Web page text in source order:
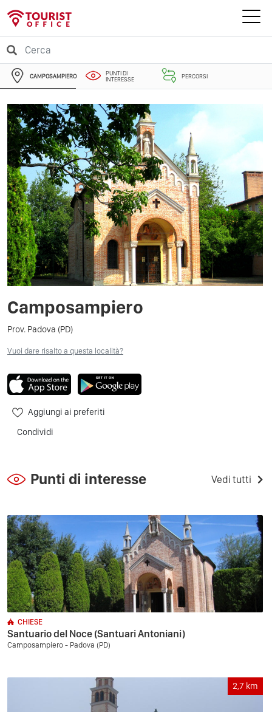
CAMPOSAMPIERO
PUNTI DI
INTERESSE
PERCORSI
Camposampiero
Prov. Padova (PD)
Vuoi dare risalto a questa località?
Aggiungi ai preferiti
Condividi
Punti di interesse Vedi tutti
CHIESE
Santuario del Noce (Santuari Antoniani)
Camposampiero - Padova (PD)
2,7 km